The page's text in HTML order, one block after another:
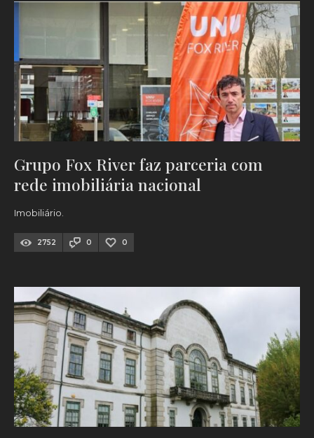
Grupo Fox River faz parceria com
rede imobiliária nacional
Imobiliário.
2752 0 0